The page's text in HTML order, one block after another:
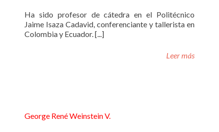
Ha sido profesor de cátedra en el Politécnico
Jaime Isaza Cadavid, conferenciante y tallerista en
Colombia y Ecuador. [...]
Leer más
George René Weinstein V.